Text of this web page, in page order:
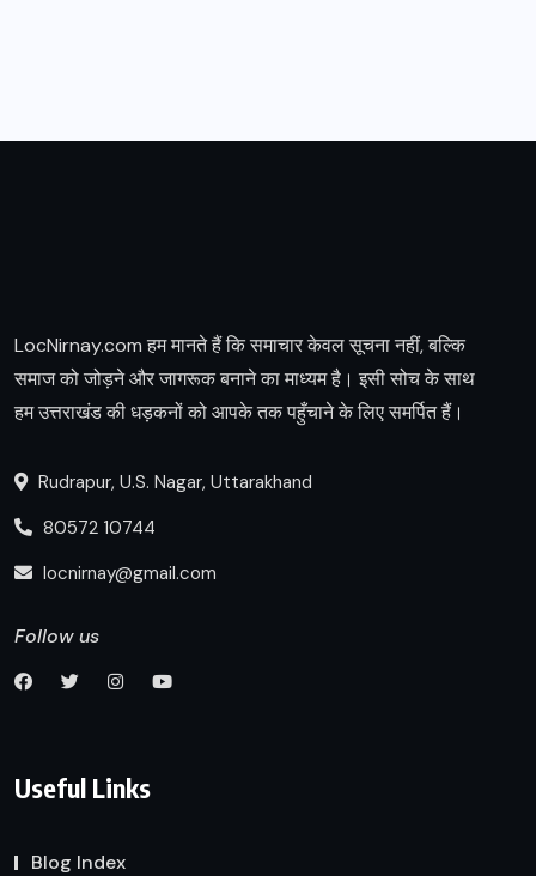
LocNirnay.com हम मानते हैं कि समाचार केवल सूचना नहीं, बल्कि
समाज को जोड़ने और जागरूक बनाने का माध्यम है। इसी सोच के साथ
हम उत्तराखंड की धड़कनों को आपके तक पहुँचाने के लिए समर्पित हैं।
Rudrapur, U.S. Nagar, Uttarakhand
80572 10744
locnirnay@gmail.com
Follow us
Useful Links
Blog Index